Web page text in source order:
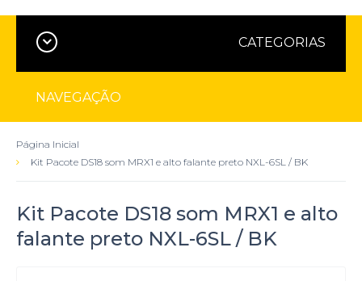
CATEGORIAS
NAVEGAÇÃO
Página Inicial
Kit Pacote DS18 som MRX1 e alto falante preto NXL-6SL / BK
Kit Pacote DS18 som MRX1 e alto
falante preto NXL-6SL / BK